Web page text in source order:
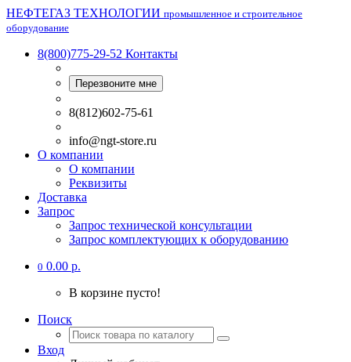
НЕФТЕГАЗ ТЕХНОЛОГИИ промышленное и строительное
оборудование
8(800)775-29-52 Контакты
Перезвоните мне
8(812)602-75-61
info@ngt-store.ru
О компании
О компании
Реквизиты
Доставка
Запрос
Запрос технической консультации
Запрос комплектующих к оборудованию
0 0.00 р.
В корзине пусто!
Поиск
Вход